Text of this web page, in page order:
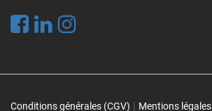
Conditions générales (CGV) | Mentions légales